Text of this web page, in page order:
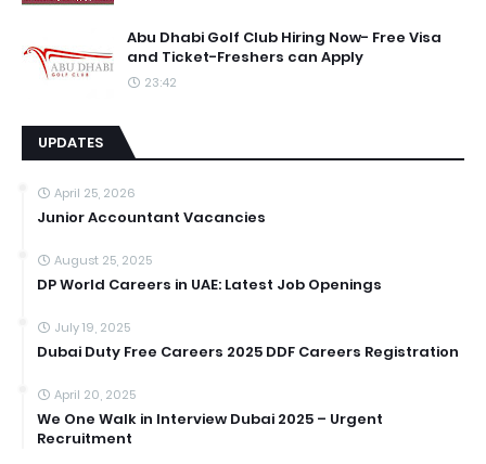
Abu Dhabi Golf Club Hiring Now- Free Visa
and Ticket-Freshers can Apply
23:42
UPDATES
April 25, 2026
Junior Accountant Vacancies
August 25, 2025
DP World Careers in UAE: Latest Job Openings
July 19, 2025
Dubai Duty Free Careers 2025 DDF Careers Registration
April 20, 2025
We One Walk in Interview Dubai 2025 – Urgent
Recruitment